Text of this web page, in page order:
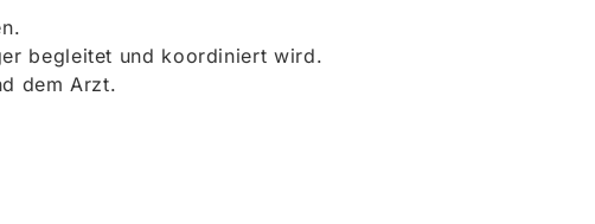
begleitet und koordiniert wird.
dem Arzt.